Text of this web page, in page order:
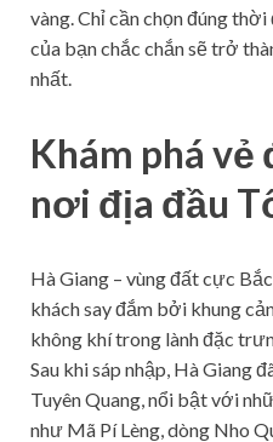
vàng. Chỉ cần chọn đúng
của bạn chắc chắn sẽ trở
nhất.
Khám phá
nơi địa đầu
Hà Giang – vùng đất cực
khách say đắm bởi khung
không khí trong lành đặc
Sau khi sáp nhập, Hà Giang
Tuyên Quang, nổi bật với
như Mã Pí Lèng, dòng Nho